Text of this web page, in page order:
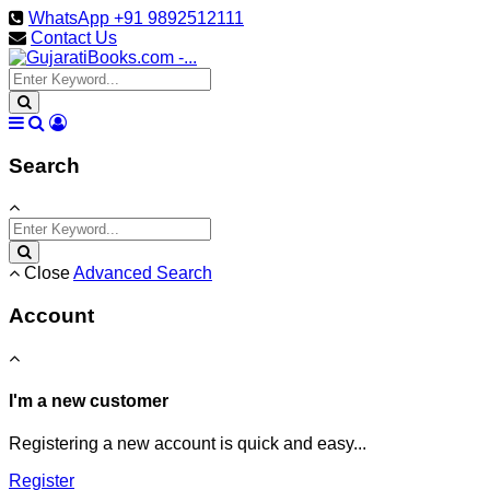
WhatsApp +91 9892512111
Contact Us
Search
CloseAdvanced Search
Account
I'm a new customer
Registering a new account is quick and easy...
Register